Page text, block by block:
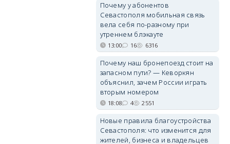
Почему у абонентов
Севастополя мобильная связь
вела себя по-разному при
утреннем блэкауте
13:00 16 6316
Почему наш бронепоезд стоит на
запасном пути? — Кеворкян
объяснил, зачем России играть
вторым номером
18:08 4 2551
Новые правила благоустройства
Севастополя: что изменится для
жителей, бизнеса и владельцев